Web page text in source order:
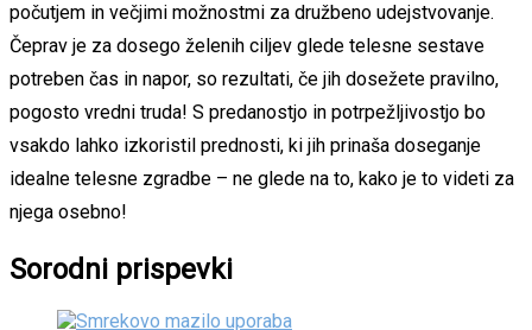
počutjem in večjimi možnostmi za družbeno udejstvovanje.
Čeprav je za dosego želenih ciljev glede telesne sestave
potreben čas in napor, so rezultati, če jih dosežete pravilno,
pogosto vredni truda! S predanostjo in potrpežljivostjo bo
vsakdo lahko izkoristil prednosti, ki jih prinaša doseganje
idealne telesne zgradbe – ne glede na to, kako je to videti za
njega osebno!
Sorodni prispevki